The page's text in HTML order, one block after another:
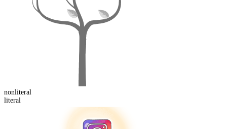
nonliteral
literal